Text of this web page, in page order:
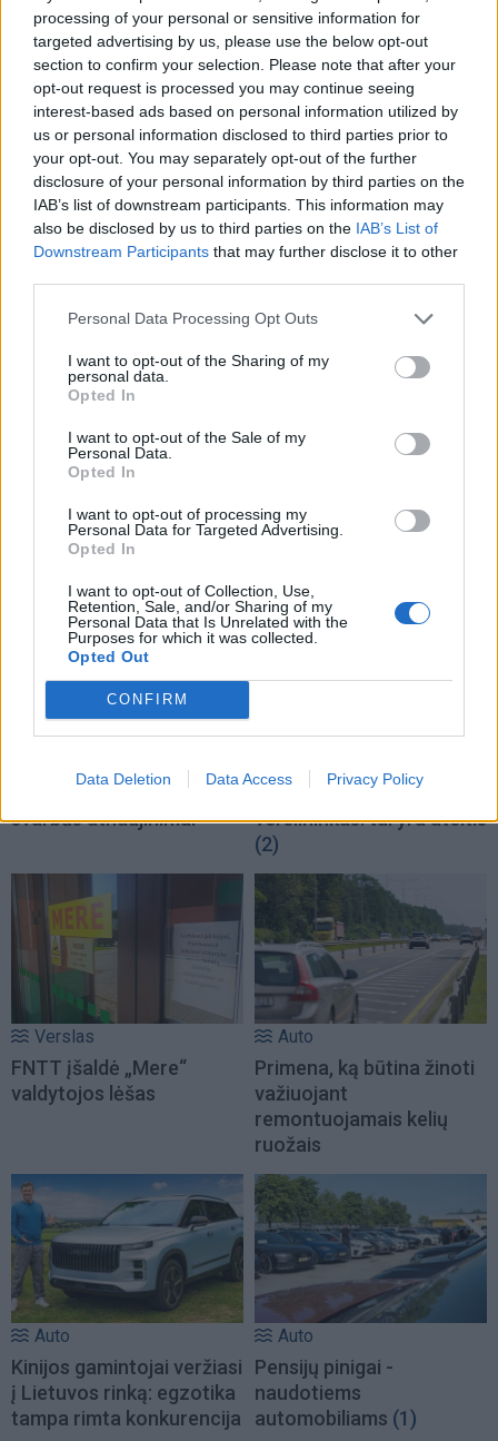
processing of your personal or sensitive information for
targeted advertising by us, please use the below opt-out
section to confirm your selection. Please note that after your
opt-out request is processed you may continue seeing
interest-based ads based on personal information utilized by
us or personal information disclosed to third parties prior to
your opt-out. You may separately opt-out of the further
disclosure of your personal information by third parties on the
IAB’s list of downstream participants. This information may
also be disclosed by us to third parties on the IAB’s List of
Downstream Participants that may further disclose it to other
Personal Data Processing Opt Outs
I want to opt-out of the Sharing of my
personal data.
Opted In
I want to opt-out of the Sale of my
Personal Data.
Opted In
I want to opt-out of processing my
Personal Data for Targeted Advertising.
Opted In
I want to opt-out of Collection, Use,
Retention, Sale, and/or Sharing of my
Personal Data that Is Unrelated with the
Purposes for which it was collected.
Opted Out
CONFIRM
Data Deletion Data Access Privacy Policy
Sutinku sutaisyklėmis
This site is protected by
reCAPTCHA and the Google
Privacy PolicyandTerms of
Service apply.
TAIP PAT SKAITYKITE
Technologijos
„iPhone Air 2“ pasirodys
2027 metais: laukia penki
svarbūs atnaujinimai
Verslas
Į daugiabučio statybas
kaime investuojantis
verslininkas: tai yra ateitis
(2)
Verslas
FNTT įšaldė „Mere“
valdytojos lėšas
Auto
Primena, ką būtina žinoti
važiuojant
remontuojamais kelių
ruožais
Auto
Kinijos gamintojai veržiasi
į Lietuvos rinką: egzotika
tampa rimta konkurencija
Auto
Pensijų pinigai -
naudotiems
automobiliams (1)